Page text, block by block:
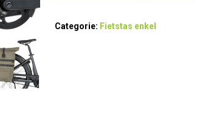
Categorie: Fietstas enkel